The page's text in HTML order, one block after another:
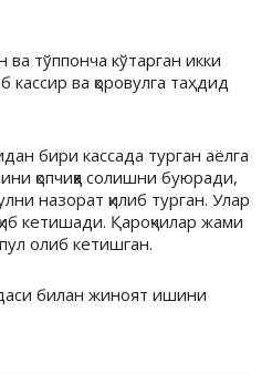
ва тўппонча кўтарган икки
ва қоровулга таҳдид
бири кассада турган аёлга
қопчиққа солишни буюради,
назорат қилиб турган. Улар
кетишади. Қароқчилар жами
олиб кетишган.
билан жиноят ишини